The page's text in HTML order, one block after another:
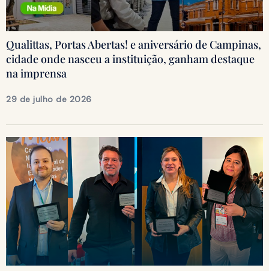
Qualittas, Portas Abertas! e aniversário de Campinas,
cidade onde nasceu a instituição, ganham destaque
na imprensa
29 de julho de 2026